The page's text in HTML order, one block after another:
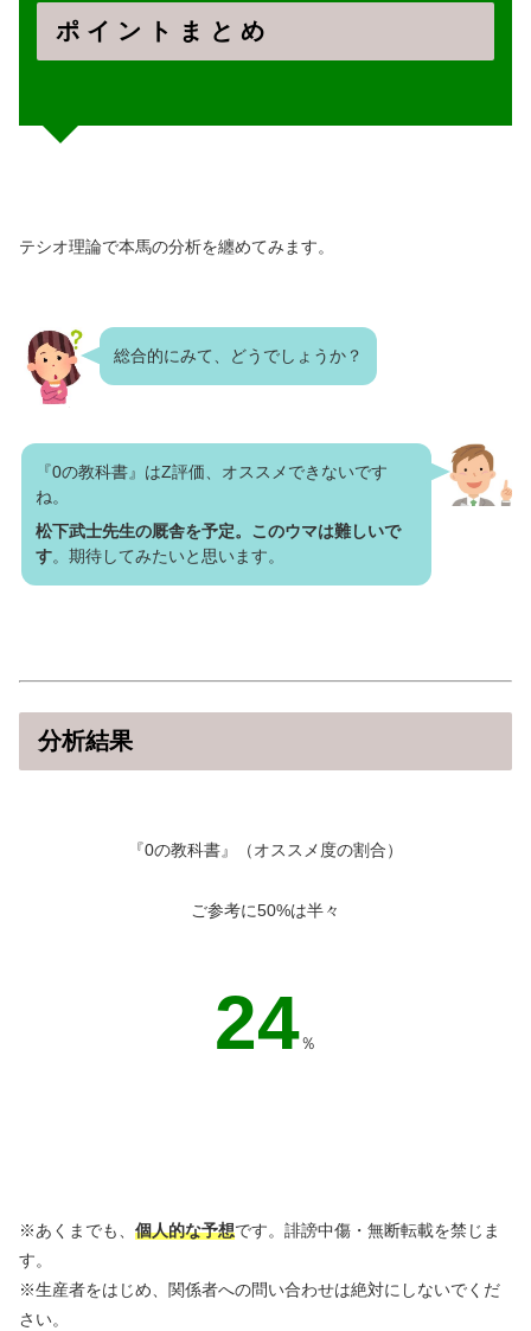
ポ イ ン ト ま と め
テシオ理論で本馬の分析を纏めてみます。
総合的にみて、どうでしょうか？
『0の教科書』はZ評価、オススメできないです
ね。
松下武士先生の厩舎を予定。このウマは難しいで
す。期待してみたいと思います。
分析結果
『0の教科書』（オススメ度の割合）
ご参考に50%は半々
43％
※あくまでも、 個人的な予想です。誹謗中傷・無断転載を禁じま
す。
※生産者をはじめ、関係者への問い合わせは絶対にしないでくだ
さい。